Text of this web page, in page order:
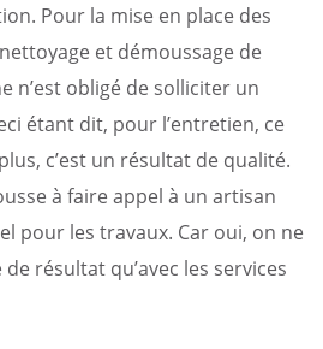
Pour la mise en place des
et démoussage de
n’est obligé de solliciter un
étant dit, pour l’entretien, ce
c’est un résultat de qualité.
à faire appel à un artisan
pour les travaux. Car oui, on ne
résultat qu’avec les services